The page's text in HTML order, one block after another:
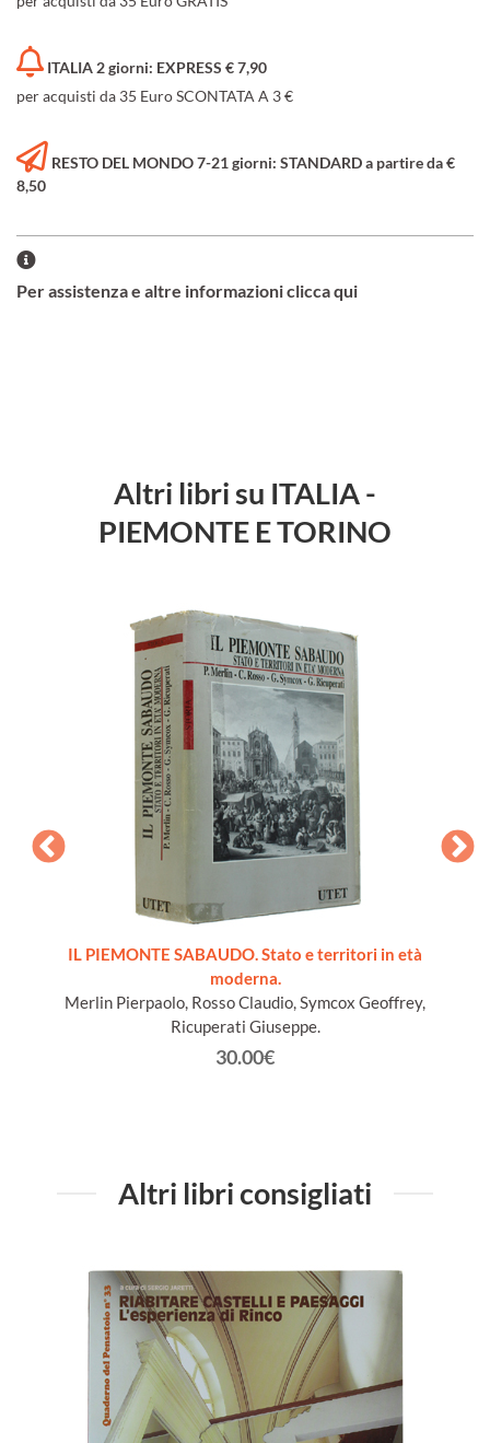
ITALIA 2 giorni: EXPRESS € 7,90
per acquisti da 35 Euro SCONTATA A 3 €
RESTO DEL MONDO 7-21 giorni: STANDARD a partire da €
8,50
Per assistenza e altre informazioni clicca qui
Altri libri su ITALIA -
PIEMONTE E TORINO
IL PIEMONTE SABAUDO. Stato e territori in età
moderna.
Merlin Pierpaolo, Rosso Claudio, Symcox Geoffrey,
Ricuperati Giuseppe.
30.00€
Altri libri consigliati